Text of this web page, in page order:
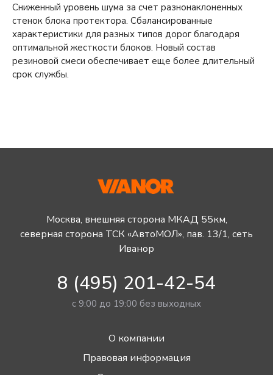
Сниженный уровень шума за счет разнонаклоненных
стенок блока протектора. Сбалансированные
характеристики для разных типов дорог благодаря
оптимальной жесткости блоков. Новый состав
резиновой смеси обеспечивает еще более длительный
срок службы.
Москва, внешняя сторона МКАД 55км,
северная сторона ТСК «АвтоМОЛ», пав. 13/1, сеть
Иванор
8 (495) 201-42-54
с 9:00 до 19:00 без выходных
О компании
Правовая информация